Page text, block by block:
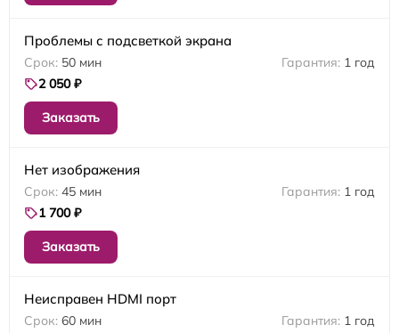
Проблемы с подсветкой экрана
50 мин
1 год
2 050 ₽
Заказать
Нет изображения
45 мин
1 год
1 700 ₽
Заказать
Неисправен HDMI порт
60 мин
1 год